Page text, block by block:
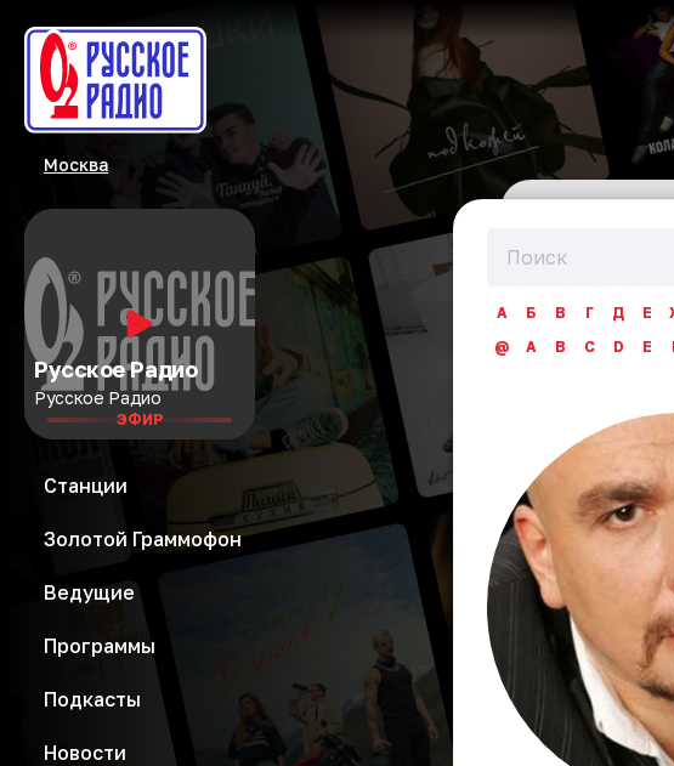
Москва
Русское Радио
Русское Радио
ЭФИР
Станции
Золотой Граммофон
Ведущие
Программы
Подкасты
Новости
А Б В Г Д Е
@
A B C D E